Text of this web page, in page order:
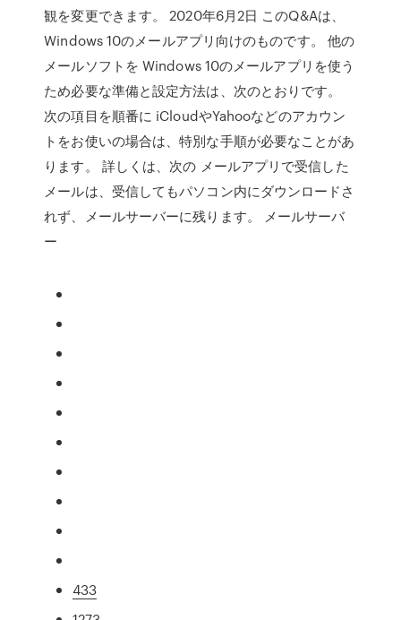
観を変更できます。 2020年6月2日 このQ&Aは、
Windows 10のメールアプリ向けのものです。 他の
メールソフトを Windows 10のメールアプリを使う
ため必要な準備と設定方法は、次のとおりです。
次の項目を順番に iCloudやYahooなどのアカウン
トをお使いの場合は、特別な手順が必要なことがあ
ります。 詳しくは、次の メールアプリで受信した
メールは、受信してもパソコン内にダウンロードさ
れず、メールサーバーに残ります。 メールサーバ
ー
433